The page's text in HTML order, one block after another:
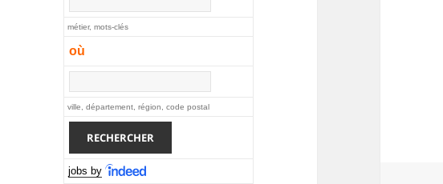
métier, mots-clés
où
ville, département, région, code postal
jobs by